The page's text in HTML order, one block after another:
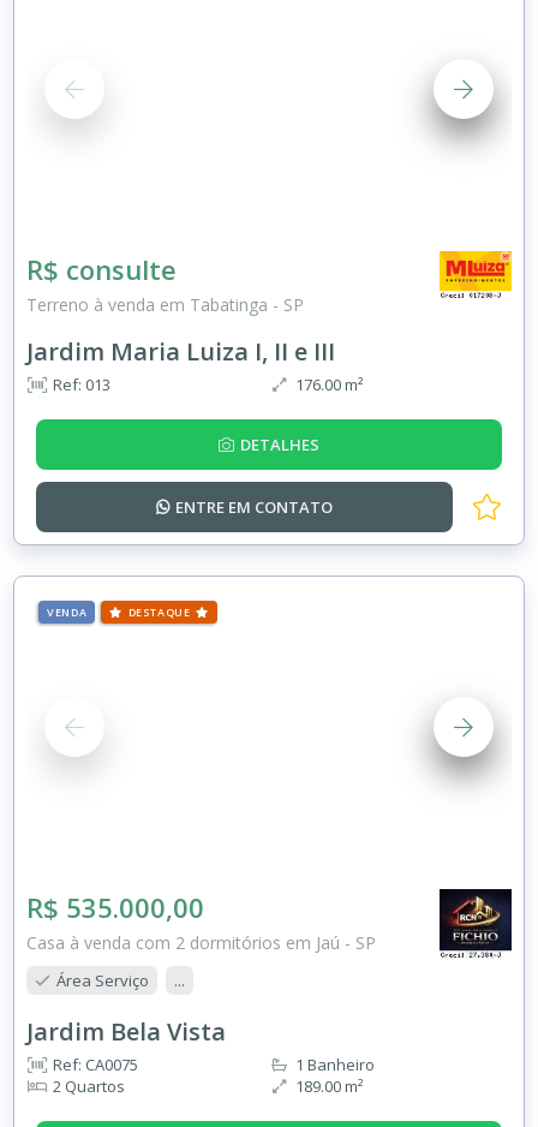
R$ consulte
Terreno à venda em Tabatinga - SP
Jardim Maria Luiza I, II e III
Ref: 013 176.00 m²
DETALHES
ENTRE EM CONTATO
VENDA DESTAQUE
R$ 535.000,00
Casa à venda com 2 dormitórios em Jaú - SP
Área Serviço ...
Jardim Bela Vista
Ref: CA0075
2 Quartos
1 Banheiro
189.00 m²